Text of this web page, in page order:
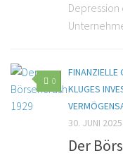
0
FINANZIELLE
KLUGES
30. JUNI 2025
Der